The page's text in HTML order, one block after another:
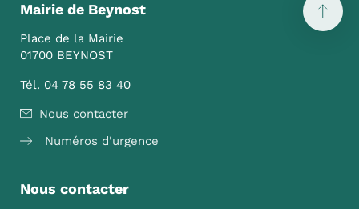
Mairie de Beynost
Place de la Mairie
01700 BEYNOST
Tél. 04 78 55 83 40
Nous contacter
Numéros d'urgence
Nous contacter